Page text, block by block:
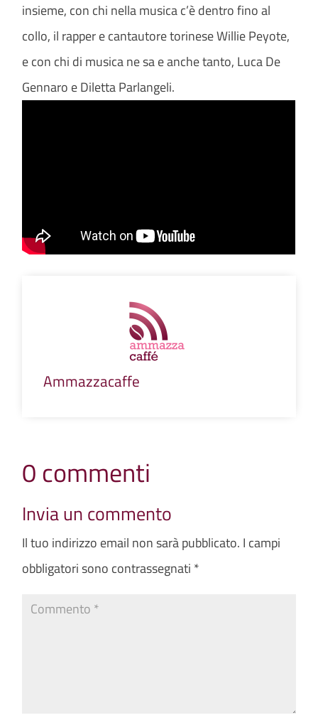
insieme, con chi nella musica c’è dentro fino al
collo, il rapper e cantautore torinese Willie Peyote,
e con chi di musica ne sa e anche tanto, Luca De
Gennaro e Diletta Parlangeli.
Ammazzacaffe
0 commenti
Invia un commento
Il tuo indirizzo email non sarà pubblicato. I campi
obbligatori sono contrassegnati *